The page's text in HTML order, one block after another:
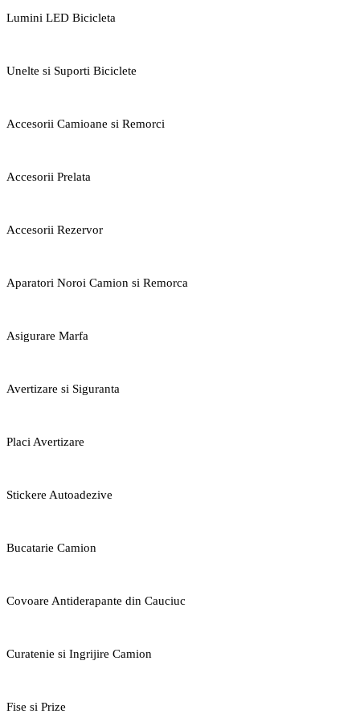
Lumini LED Bicicleta
Unelte si Suporti Biciclete
Accesorii Camioane si Remorci
Accesorii Prelata
Accesorii Rezervor
Aparatori Noroi Camion si Remorca
Asigurare Marfa
Avertizare si Siguranta
Placi Avertizare
Stickere Autoadezive
Bucatarie Camion
Covoare Antiderapante din Cauciuc
Curatenie si Ingrijire Camion
Fise si Prize